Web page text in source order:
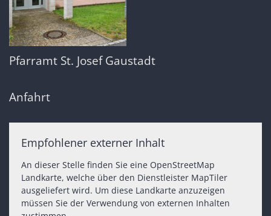
Pfarramt St. Josef Gaustadt
Anfahrt
Empfohlener externer Inhalt
An dieser Stelle finden Sie eine OpenStreetMap
Landkarte, welche über den Dienstleister MapTiler
ausgeliefert wird. Um diese Landkarte anzuzeigen
müssen Sie der Verwendung von externen Inhalten